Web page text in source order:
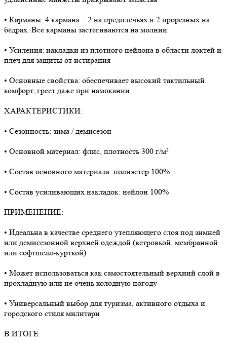
• Карманы: 4 кармана – 2 на предплечьях и 2 прорезных на
бёдрах. Все карманы застёгиваются на молнии
• Усиления: накладки из плотного нейлона в области локтей и
плеч для защиты от истирания
• Основные свойства: обеспечивает высокий тактильный
комфорт, греет даже при намокании
ХАРАКТЕРИСТИКИ:
• Сезонность: зима / демисезон
• Основной материал: флис, плотность 300 г/м²
• Состав основного материала: полиэстер 100%
• Состав усиливающих накладок: нейлон 100%
ПРИМЕНЕНИЕ:
• Идеальна в качестве среднего утепляющего слоя под зимней
или демисезонной верхней одеждой (ветровкой, мембранной
или софтшелл-курткой)
• Может использоваться как самостоятельный верхний слой в
прохладную или не очень холодную погоду
• Универсальный выбор для туризма, активного отдыха и
городского стиля милитари
В ИТОГЕ: